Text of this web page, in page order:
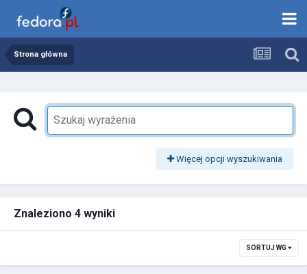
Strona główna
Więcej opcji wyszukiwania
Znaleziono 4 wyniki
SORTUJ WG